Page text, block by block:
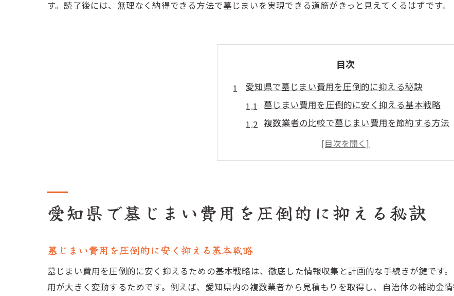
す。読了後には、無理なく納得できる方法で墓じまいを実現できる道筋がきっと見えてくるはずです。
目次
愛知県で墓じまい費用を圧倒的に抑える秘訣
墓じまい費用を圧倒的に安く抑える基本戦略
複数業者の比較で墓じまい費用を節約する方法
墓じまいの見積もり取得時に意識すべきポイント
補助金を活用した墓じまい費用削減のコツ
補助金を活用した墓じまい節約術を徹底解説
墓じまい補助金の利用条件と注意点を解説
補助金の有無で変わる墓じまい費用の実情
愛知県で墓じまい費用を圧倒的に抑える秘訣
墓じまい費用を圧倒的に安く抑える基本戦略
墓じまい費用を圧倒的に安く抑えるための基本戦略は、徹底した情報収集と計画的な手続きが鍵です
用が大きく変動するためです。例えば、愛知県内の複数業者から見積もりを取得し、自治体の補助金